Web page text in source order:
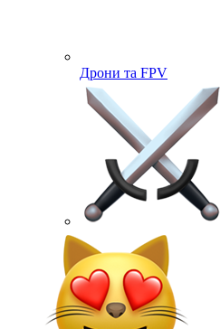
Дрони та FPV